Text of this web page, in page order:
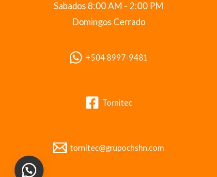
Sabados 8:00 AM - 2:00 PM
Domingos Cerrado
+504 8997-9481
Tornitec
tornitec@grupochshn.com